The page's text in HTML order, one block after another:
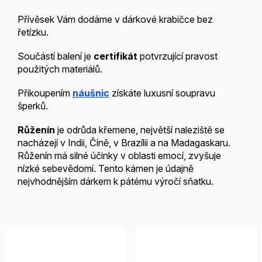
Přívěsek Vám dodáme v dárkové krabičce bez
řetízku.
Součástí balení je certifikát potvrzující pravost
použitých materiálů.
Přikoupením náušnic získáte luxusní soupravu
šperků.
Růženín je odrůda křemene, největší naleziště se
nacházejí v Indii, Číně, v Brazílii a na Madagaskaru.
Růženín má silné účinky v oblasti emocí, zvyšuje
nízké sebevědomí. Tento kámen je údajně
nejvhodnějším dárkem k pátému výročí sňatku.